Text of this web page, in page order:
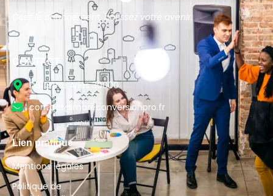
Osez le changement, bâtissez votre avenir.
CONTACT
D6113 Rte Arles 30000
contact@mareconversionpro.fr
Lien pratique
Mentions légales
Politique de